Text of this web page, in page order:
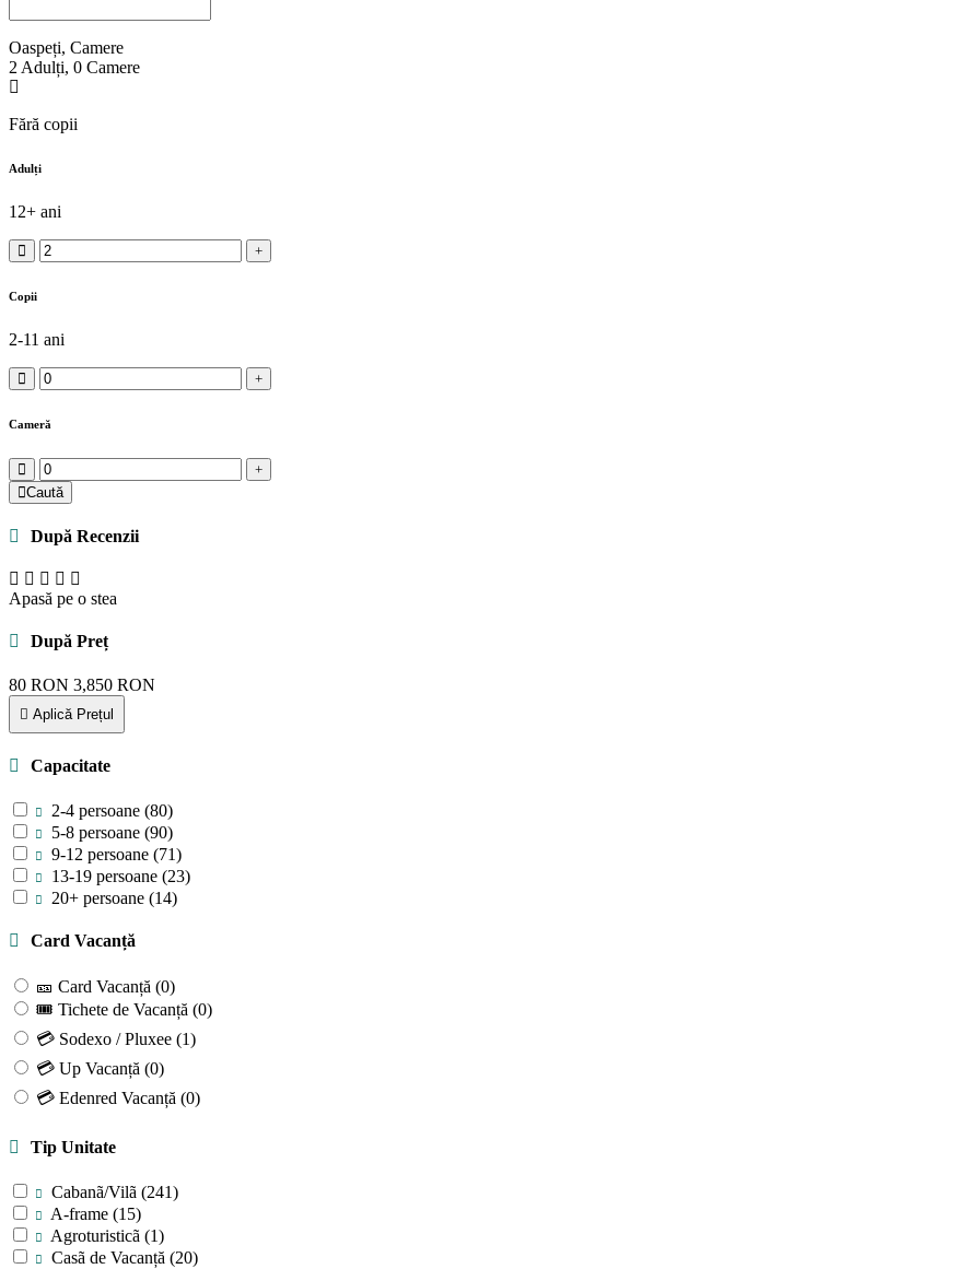
Oaspeți, Camere
2 Adulți, 0 Camere
Fără copii
Adulți
12+ ani
Copii
2-11 ani
Cameră
Caută
După Recenzii
Apasă pe o stea
După Preț
80 RON 3,850 RON
Aplică Prețul
Capacitate
2-4 persoane (80)
5-8 persoane (90)
9-12 persoane (71)
13-19 persoane (23)
20+ persoane (14)
Card Vacanță
🎫 Card Vacanță (0)
🎟 Tichete de Vacanță (0)
💳 Sodexo / Pluxee (1)
💳 Up Vacanță (0)
💳 Edenred Vacanță (0)
Tip Unitate
Cabanã/Vilã (241)
A-frame (15)
Agroturisticã (1)
Casã de Vacanță (20)